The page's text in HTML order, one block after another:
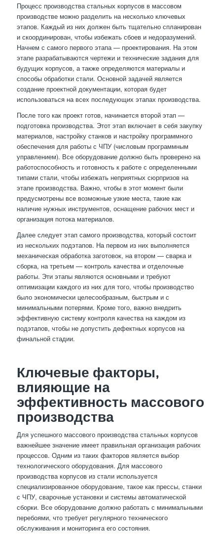
Процесс производства стальных корпусов в массовом
производстве можно разделить на несколько ключевых
этапов. Каждый из них должен быть тщательно спланирован
и скоординирован, чтобы избежать сбоев и недоразумений.
Начнем с самого первого этапа — проектирования. На этом
этапе разрабатываются чертежи и технические задания для
будущих корпусов, а также определяются материалы и
способы обработки стали. Основной задачей является
создание проектной документации, которая будет
использоваться на всех последующих этапах производства.
После того как проект готов, начинается второй этап —
подготовка производства. Этот этап включает в себя закупку
материалов, настройку станков и настройку программного
обеспечения для работы с ЧПУ (числовым программным
управлением). Все оборудование должно быть проверено на
работоспособность и готовность к работе с определенными
типами стали, чтобы избежать неприятных сюрпризов на
этапе производства. Важно, чтобы в этот момент были
предусмотрены все возможные узкие места, такие как
наличие нужных инструментов, оснащение рабочих мест и
организация потока материалов.
Далее следует этап самого производства, который состоит
из нескольких подэтапов. На первом из них выполняется
механическая обработка заготовок, на втором — сварка и
сборка, на третьем — контроль качества и отделочные
работы. Эти этапы являются основными и требуют
оптимизации каждого из них для того, чтобы производство
было экономически целесообразным, быстрым и с
минимальными потерями. Кроме того, важно внедрить
эффективную систему контроля качества на каждом из
подэтапов, чтобы не допустить дефектных корпусов на
финальной стадии.
Ключевые факторы,
влияющие на
эффективность массового
производства
Для успешного массового производства стальных корпусов
важнейшее значение имеет правильная организация рабочих
процессов. Одним из таких факторов является выбор
технологического оборудования. Для массового
производства корпусов из стали используется
специализированное оборудование, такое как прессы, станки
с ЧПУ, сварочные установки и системы автоматической
сборки. Все оборудование должно работать с минимальными
перебоями, что требует регулярного технического
обслуживания и мониторинга его состояния.